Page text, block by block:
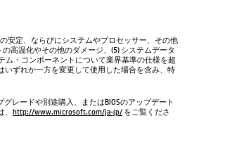
安定、ならびにシステムやプロセッサー、その他
高温化やその他のダメージ、(5) システムデータ
ム・コンポーネントについて業界基準の仕様を超
いずれか一方を変更して使用した場合を含み、特
レードや別途購入、またはBIOSのアップデート
http://www.microsoft.com/ja-jp/ をご覧くださ